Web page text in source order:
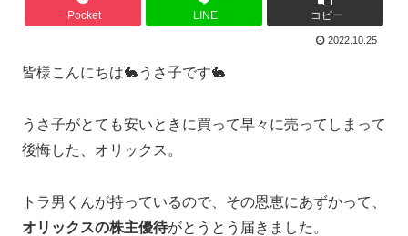
Pocket LINE コピー
2022.10.25
皆様こんにちは🐇うさ子です🐇
うさ子がとても安いときに買って早々に売ってしまって
後悔した、オリックス。
トラ男くんが持っているので、その恩恵にあずかって、
オリックスの株主優待がとうとう届きました。